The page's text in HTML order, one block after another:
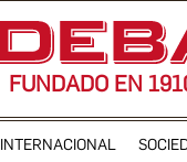
FUNDADO EN
INTERNACIONAL